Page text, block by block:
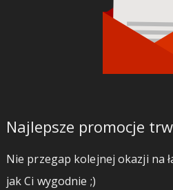
Najlepsze promocje
Nie przegap kolejnej okazji na
jak Ci wygodnie ;)